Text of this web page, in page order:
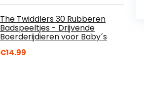
The Twiddlers 30 Rubberen
Badspeeltjes - Drijvende
Boerderijdieren voor Baby´s
€14.99